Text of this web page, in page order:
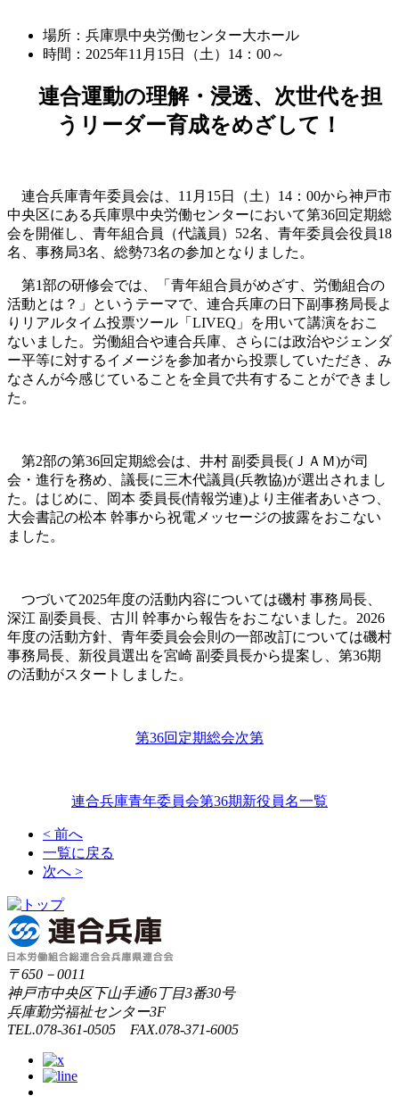
場所：兵庫県中央労働センター大ホール
時間：2025年11月15日（土）14：00～
連合運動の理解・浸透、次世代を担
うリーダー育成をめざして！
連合兵庫青年委員会は、11月15日（土）14：00から神戸市
中央区にある兵庫県中央労働センターにおいて第36回定期総
会を開催し、青年組合員（代議員）52名、青年委員会役員18
名、事務局3名、総勢73名の参加となりました。
第1部の研修会では、「青年組合員がめざす、労働組合の
活動とは？」というテーマで、連合兵庫の日下副事務局長よ
りリアルタイム投票ツール「LIVEQ」を用いて講演をおこ
ないました。労働組合や連合兵庫、さらには政治やジェンダ
ー平等に対するイメージを参加者から投票していただき、み
なさんが今感じていることを全員で共有することができまし
た。
第2部の第36回定期総会は、井村 副委員長(ＪＡＭ)が司
会・進行を務め、議長に三木代議員(兵教協)が選出されまし
た。はじめに、岡本 委員長(情報労連)より主催者あいさつ、
大会書記の松本 幹事から祝電メッセージの披露をおこない
ました。
つづいて2025年度の活動内容については磯村 事務局長、
深江 副委員長、古川 幹事から報告をおこないました。2026
年度の活動方針、青年委員会会則の一部改訂については磯村
事務局長、新役員選出を宮崎 副委員長から提案し、第36期
の活動がスタートしました。
第36回定期総会次第
連合兵庫青年委員会第36期新役員名一覧
< 前へ
一覧に戻る
次へ >
〒650－0011
神戸市中央区下山手通6丁目3番30号
兵庫勤労福祉センター3F
TEL.078-361-0505 FAX.078-371-6005